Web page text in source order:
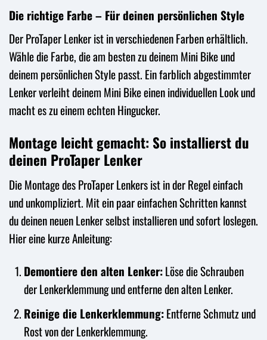
Die richtige Farbe – Für deinen persönlichen Style
Der ProTaper Lenker ist in verschiedenen Farben erhältlich.
Wähle die Farbe, die am besten zu deinem Mini Bike und
deinem persönlichen Style passt. Ein farblich abgestimmter
Lenker verleiht deinem Mini Bike einen individuellen Look und
macht es zu einem echten Hingucker.
Montage leicht gemacht: So installierst du
deinen ProTaper Lenker
Die Montage des ProTaper Lenkers ist in der Regel einfach
und unkompliziert. Mit ein paar einfachen Schritten kannst
du deinen neuen Lenker selbst installieren und sofort loslegen.
Hier eine kurze Anleitung:
Demontiere den alten Lenker:Löse die Schrauben
der Lenkerklemmung und entferne den alten Lenker.
Reinige die Lenkerklemmung:Entferne Schmutz und
Rost von der Lenkerklemmung.